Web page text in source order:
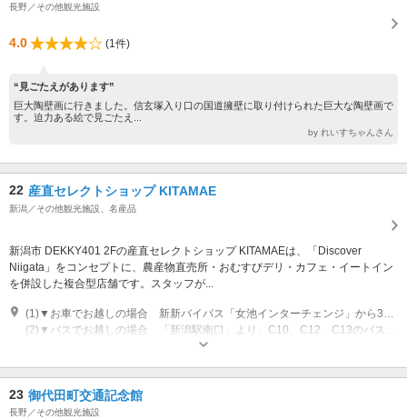
長野／その他観光施設
4.0 (1件)
“見ごたえがあります”
巨大陶壁画に行きました。信玄塚入り口の国道擁壁に取り付けられた巨大な陶壁画で
す。迫力ある絵で見ごたえ...
by れいすちゃんさん
22 産直セレクトショップ KITAMAE
新潟／その他観光施設、名産品
新潟市 DEKKY401 2Fの産直セレクトショップ KITAMAEは、「Discover
Niigata」をコンセプトに、農産物直売所・おむすびデリ・カフェ・イートイン
を併設した複合型店舗です。スタッフが...
営業期間：10:00～20:00 定休日：なし
23 御代田町交通記念館
長野／その他観光施設